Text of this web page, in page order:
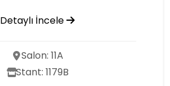
Detaylı İncele
Salon: 11A
Stant: 1179B